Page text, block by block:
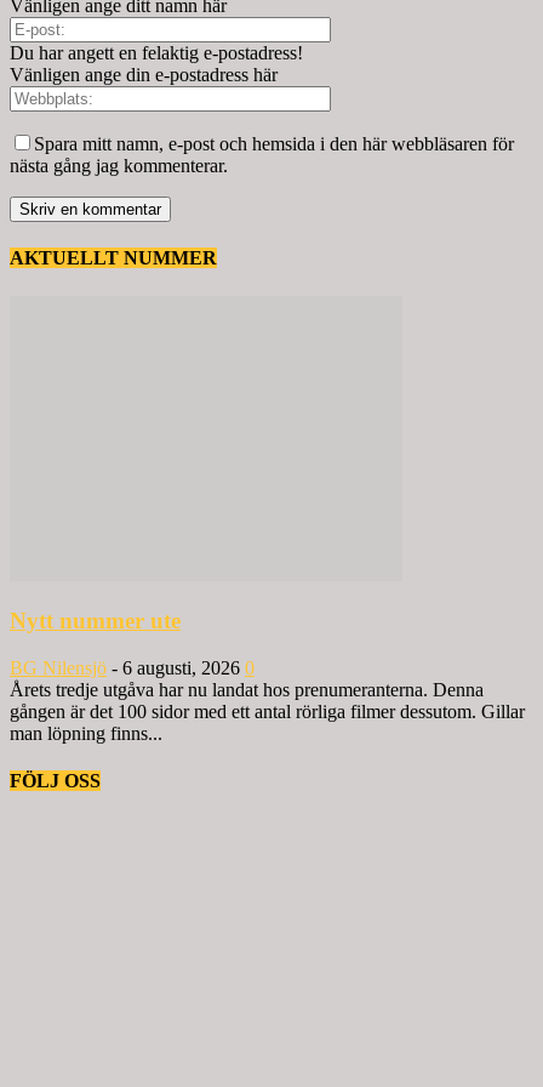
Vänligen ange ditt namn här
Du har angett en felaktig e-postadress!
Vänligen ange din e-postadress här
Spara mitt namn, e-post och hemsida i den här webbläsaren för
nästa gång jag kommenterar.
AKTUELLT NUMMER
Nytt nummer ute
BG Nilensjö - 6 augusti, 2026 0
Årets tredje utgåva har nu landat hos prenumeranterna. Denna
gången är det 100 sidor med ett antal rörliga filmer dessutom. Gillar
man löpning finns...
FÖLJ OSS